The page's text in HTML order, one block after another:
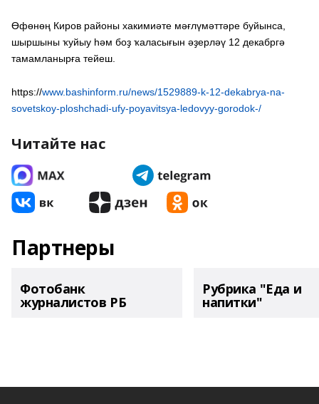
Өфөнөң Киров районы хакимиәте мәғлүмәттәре буйынса,
шыршыны ҡуйыу һәм боҙ ҡаласығын әҙерләү 12 декабргә
тамамланырға тейеш.
https://www.bashinform.ru/news/1529889-k-12-dekabrya-na-
sovetskoy-ploshchadi-ufy-poyavitsya-ledovyy-gorodok-/
Читайте нас
Партнеры
Фотобанк
журналистов РБ
Рубрика "Еда и
напитки"